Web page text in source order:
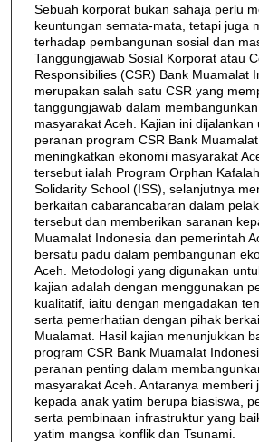
Sebuah korporat bukan sahaja perlu
keuntungan semata-mata, tetapi juga
terhadap pembangunan sosial dan
Tanggungjawab Sosial Korporat atau
Responsibilies (CSR) Bank Muamalat
merupakan salah satu CSR yang
tanggungjawab dalam
masyarakat Aceh. Kajian ini dijalankan
peranan program CSR Bank
meningkatkan ekonomi masyarakat
tersebut ialah Program Orphan
Solidarity School (ISS), selanjutnya
berkaitan cabarancabaran dalam
tersebut dan memberikan saranan
Muamalat Indonesia dan pemerintah
bersatu padu dalam pembangunan
Aceh. Metodologi yang digunakan
kajian adalah dengan menggunakan
kualitatif, iaitu dengan mengadakan
serta pemerhatian dengan pihak
Mualamat. Hasil kajian menunjukkan
program CSR Bank Muamalat
peranan penting dalam
masyarakat Aceh. Antaranya memberi
kepada anak yatim berupa biasiswa,
serta pembinaan infrastruktur yang
yatim mangsa konflik dan Tsunami.